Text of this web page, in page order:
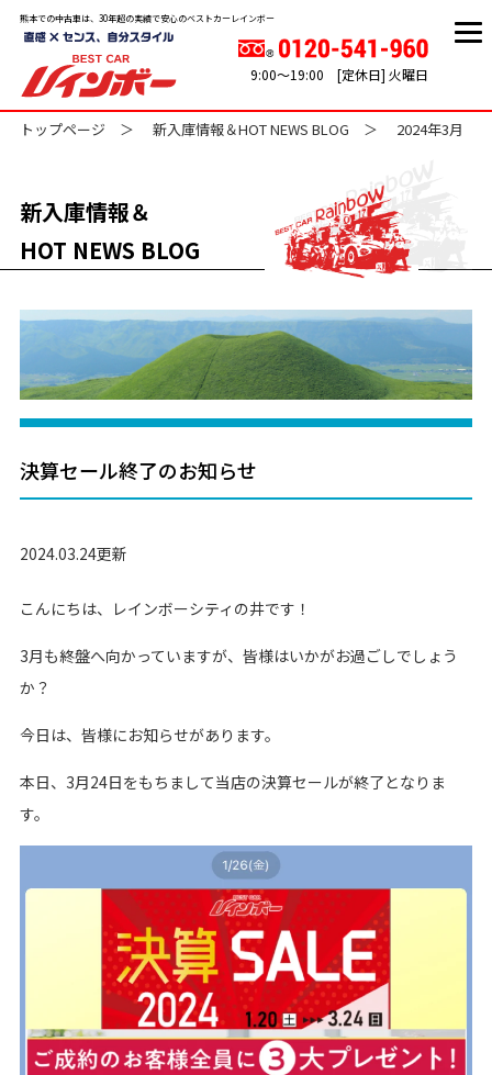
熊本での中古車は、30年超の実績で安心のベストカーレインボー
9:00～19:00 [定休日] 火曜日
トップページ 新入庫情報＆HOT NEWS BLOG 2024年3月
新入庫情報＆
HOT NEWS BLOG
決算セール終了のお知らせ
2024.03.24更新
こんにちは、レインボーシティの井です！
3月も終盤へ向かっていますが、皆様はいかがお過ごしでしょう
か？
今日は、皆様にお知らせがあります。
本日、3月24日をもちまして当店の決算セールが終了となりま
す。